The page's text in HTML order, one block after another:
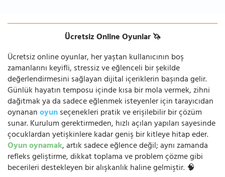
Ücretsiz Online Oyunlar 🦄
Ücretsiz online oyunlar, her yaştan kullanıcının boş
zamanlarını keyifli, stressiz ve eğlenceli bir şekilde
değerlendirmesini sağlayan dijital içeriklerin başında gelir.
Günlük hayatın temposu içinde kısa bir mola vermek, zihni
dağıtmak ya da sadece eğlenmek isteyenler için tarayıcıdan
oynananoyunseçenekleri pratik ve erişilebilir bir çözüm
sunar. Kurulum gerektirmeden, hızlı açılan yapıları sayesinde
çocuklardan yetişkinlere kadar geniş bir kitleye hitap eder.
Oyun oynamak, artık sadece eğlence değil; aynı zamanda
refleks geliştirme, dikkat toplama ve problem çözme gibi
becerileri destekleyen bir alışkanlık haline gelmiştir. 🧠